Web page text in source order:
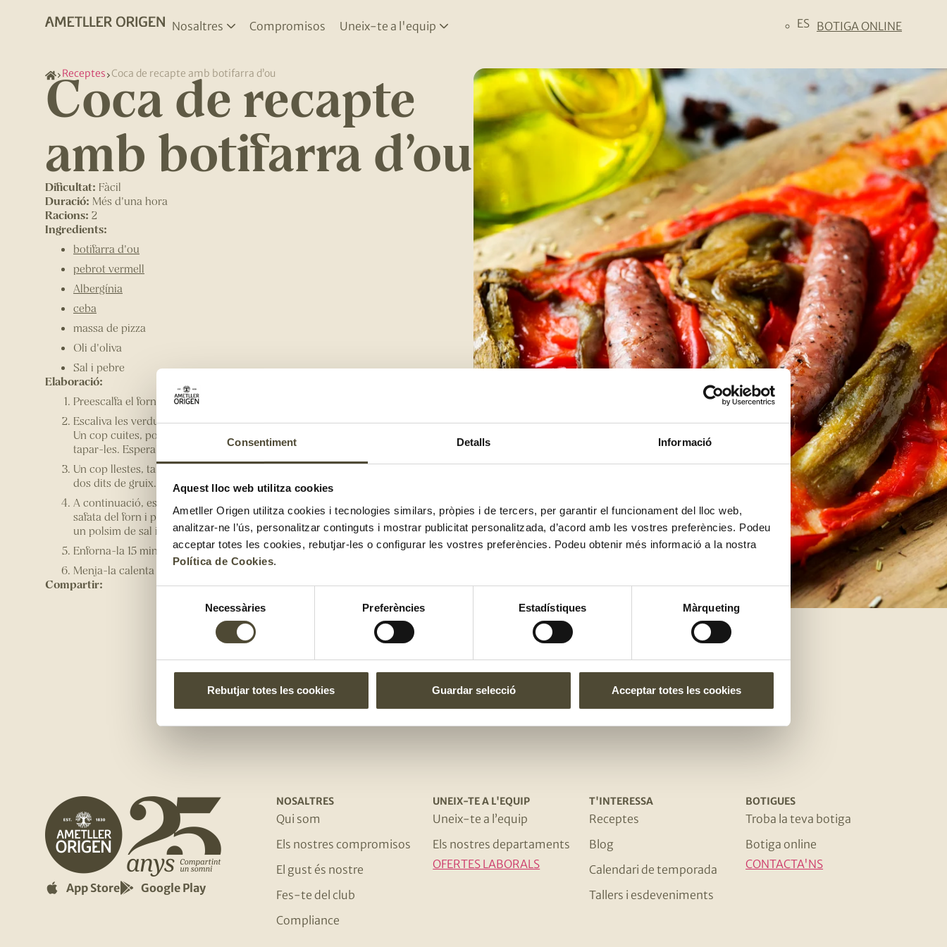
Consentiment Detalls Informació
Aquest lloc web utilitza cookies
Ametller Origen utilitza cookies i tecnologies similars, pròpies i de tercers, per garantir el funcionament del lloc web,
analitzar-ne l’ús, personalitzar continguts i mostrar publicitat personalitzada, d’acord amb les vostres preferències. Podeu
acceptar totes les cookies, rebutjar-les o configurar les vostres preferències. Podeu obtenir més informació a la nostra
Política de Cookies.
consentiment
Necessàries Preferències Estadístiques Màrqueting
Rebutjar totes les cookies Guardar selecció Acceptar totes les cookies
Nosaltres Compromisos Uneix-te a l'equip ES BOTIGA ONLINE
Receptes Coca de recapte amb botifarra d’ou
Coca de recapte
amb botifarra d’ou
Dificultat: Fàcil
Duració: Més d'una hora
Racions: 2
Ingredients:
botifarra d'ou
pebrot vermell
Albergínia
ceba
massa de pizza
Oli d'oliva
Sal i pebre
Elaboració:
Preescalfa el forn a 220 graus.
Escaliva les verdures coent-les al forn 25 minuts o fins que estiguin ben cremades.
Un cop cuites, pots embolicar-les amb paper de diari o posar-les en un bol gran i
tapar-les. Espera’t 20 minuts i pela-les.
Un cop llestes, talla les verdures escalivades a tires i la botifarra a rodelles d’un o
dos dits de gruix.
A continuació, estén la massa sobre el paper de forn per evitar que s’enganxi a la
safata del forn i posa-hi les verdures alternant-les. Tira-hi un bon raig d’oli d’oliva i
un polsim de sal i pebre. Reparteix uns talls de botifarra d’ou per tota la coca.
Enforna-la 15 minuts a 180 graus.
Menja-la calenta o freda.
Compartir:
El gust és nostre
App Store Google Play
NOSALTRES
Qui som
Els nostres compromisos
El gust és nostre
Fes-te del club
Compliance
UNEIX-TE A L'EQUIP
Uneix-te a l’equip
Els nostres departaments
OFERTES LABORALS
T'INTERESSA
Receptes
Blog
Calendari de temporada
Tallers i esdeveniments
BOTIGUES
Troba la teva botiga
Botiga online
CONTACTA'NS